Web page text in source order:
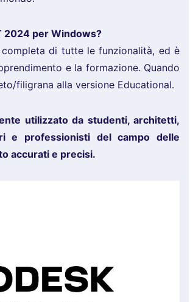
2024 per Windows?
completa di tutte le funzionalità, ed è
e la formazione. Quando
filigrana alla versione Educational.
utilizzato da studenti, architetti,
e professionisti del campo delle
accurati e precisi.